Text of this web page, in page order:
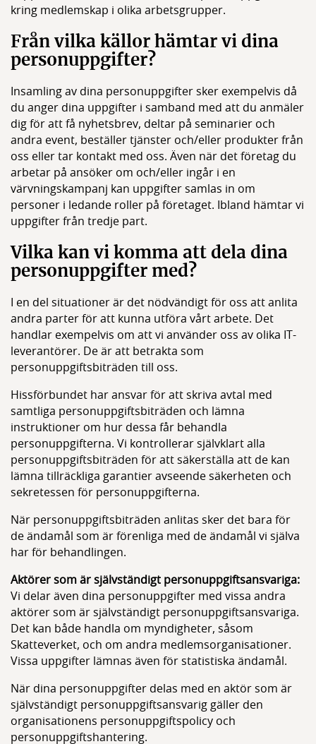
kring medlemskap i olika arbetsgrupper.
Från vilka källor hämtar vi dina
personuppgifter?
Insamling av dina personuppgifter sker exempelvis då
du anger dina uppgifter i samband med att du anmäler
dig för att få nyhetsbrev, deltar på seminarier och
andra event, beställer tjänster och/eller produkter från
oss eller tar kontakt med oss. Även när det företag du
arbetar på ansöker om och/eller ingår i en
värvningskampanj kan uppgifter samlas in om
personer i ledande roller på företaget. Ibland hämtar vi
uppgifter från tredje part.
Vilka kan vi komma att dela dina
personuppgifter med?
I en del situationer är det nödvändigt för oss att anlita
andra parter för att kunna utföra vårt arbete. Det
handlar exempelvis om att vi använder oss av olika IT-
leverantörer. De är att betrakta som
personuppgiftsbiträden till oss.
Hissförbundet har ansvar för att skriva avtal med
samtliga personuppgiftsbiträden och lämna
instruktioner om hur dessa får behandla
personuppgifterna. Vi kontrollerar självklart alla
personuppgiftsbiträden för att säkerställa att de kan
lämna tillräckliga garantier avseende säkerheten och
sekretessen för personuppgifterna.
När personuppgiftsbiträden anlitas sker det bara för
de ändamål som är förenliga med de ändamål vi själva
har för behandlingen.
Aktörer som är självständigt personuppgiftsansvariga:
Vi delar även dina personuppgifter med vissa andra
aktörer som är självständigt personuppgiftsansvariga.
Det kan både handla om myndigheter, såsom
Skatteverket, och om andra medlemsorganisationer.
Vissa uppgifter lämnas även för statistiska ändamål.
När dina personuppgifter delas med en aktör som är
självständigt personuppgiftsansvarig gäller den
organisationens personuppgiftspolicy och
personuppgiftshantering.